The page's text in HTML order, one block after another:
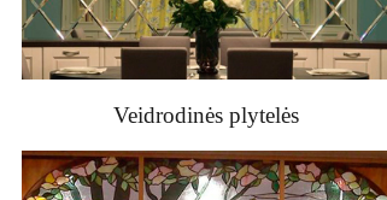
Veidrodinės plytelės